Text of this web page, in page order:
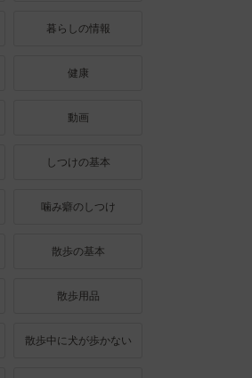
暮らしの情報
健康
動画
しつけの基本
噛み癖のしつけ
散歩の基本
散歩用品
散歩中に犬が歩かない